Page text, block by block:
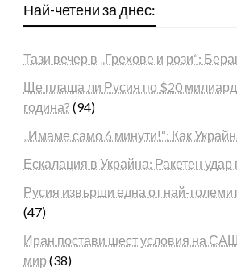
Най-четени за днес:
Тази вечер в „Грехове и рози“:
Ще плаща ли Русия по $20
година? (94)
„Имаме само 6 минути!“: Как
Ескалация в Украйна: Ракетен
Русия извърши една от най-
(47)
Иран постави шест условия на САЩ
мир (38)